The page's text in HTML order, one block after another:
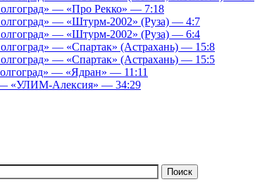
— «Про Рекко» — 7:18
— «Штурм-2002» (Руза) — 4:7
— «Штурм-2002» (Руза) — 6:4
— «Спартак» (Астрахань) — 15:8
— «Спартак» (Астрахань) — 15:5
— «Ядран» — 11:11
— «УЛИМ-Алексия» — 34:29